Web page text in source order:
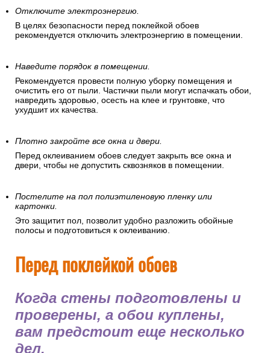
Отключите электроэнергию.
В целях безопасности перед поклейкой обоев
рекомендуется отключить электроэнергию в помещении.
Наведите порядок в помещении.
Рекомендуется провести полную уборку помещения и
очистить его от пыли. Частички пыли могут испачкать обои,
навредить здоровью, осесть на клее и грунтовке, что
ухудшит их качества.
Плотно закройте все окна и двери.
Перед оклеиванием обоев следует закрыть все окна и
двери, чтобы не допустить сквозняков в помещении.
Постелите на пол полиэтиленовую пленку или
картонки.
Это защитит пол, позволит удобно разложить обойные
полосы и подготовиться к оклеиванию.
Перед поклейкой обоев
Когда стены подготовлены и
проверены, а обои куплены,
вам предстоит еще несколько
дел.